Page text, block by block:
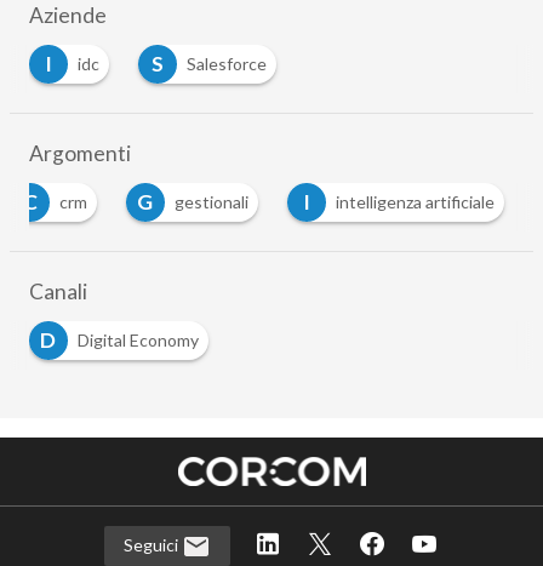
Aziende
I
idc S Salesforce
Argomenti
C
crm G gestionali I intelligenza artificiale
Canali
D
Digital Economy
Seguici